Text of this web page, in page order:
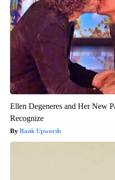
Ellen Degeneres and Her New
Recognize
Rank Upwards